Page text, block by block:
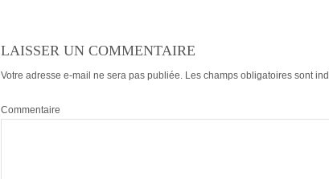
LAISSER UN COMMENTAIRE
Votre adresse e-mail ne sera pas publiée. Les champs obligatoires sont
Commentaire